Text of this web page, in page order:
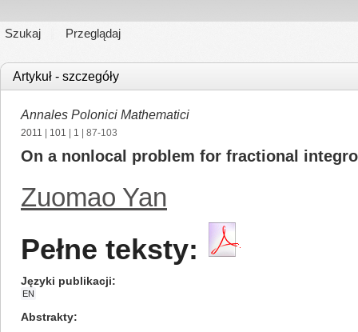
Szukaj Przeglądaj
Artykuł - szczegóły
Annales Polonici Mathematici
2011 101 1 | 87-103
On a nonlocal problem for fractional
Zuomao Yan
Pełne teksty:
Języki publikacji
EN
Abstrakty